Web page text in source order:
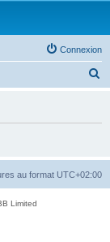
Connexion
r
c
au format UTC+02:00
Limited